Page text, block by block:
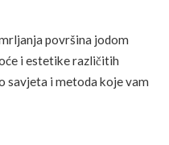
površina jodom
i estetike različitih
savjeta i metoda koje vam